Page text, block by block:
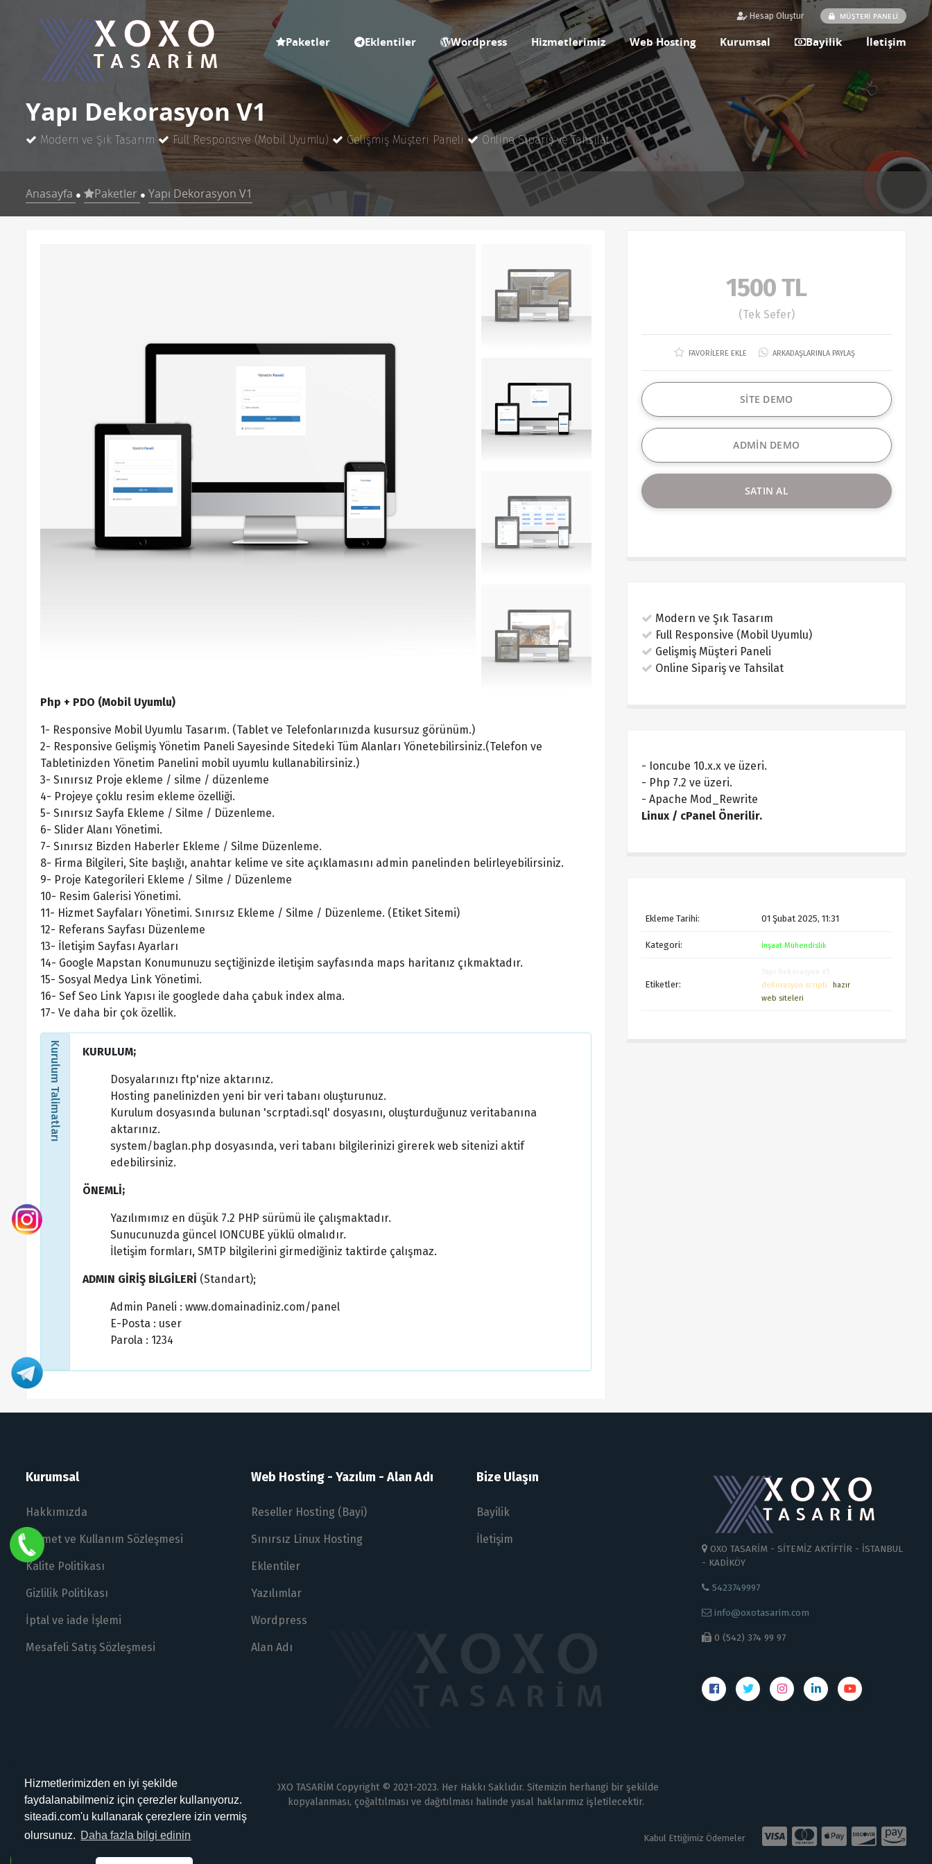
Hizmetlerimizden en iyi şekilde
faydalanabilmeniz için çerezler kullanıyoruz.
siteadi.com'u kullanarak çerezlere izin vermiş
olursunuz. Daha fazla bilgi edinin
Hesap Oluştur MÜŞTERİ PANELİ
Paketler Eklentiler Wordpress Hizmetlerimiz Web Hosting Kurumsal Bayilik İletişim
Yapı Dekorasyon V1
Modern ve Şık Tasarım Full Responsive (Mobil Uyumlu) Gelişmiş Müşteri Paneli Online Sipariş ve Tahsilat
Anasayfa ● Paketler ● Yapı Dekorasyon V1
Php + PDO (Mobil Uyumlu)
1- Responsive Mobil Uyumlu Tasarım. (Tablet ve Telefonlarınızda kusursuz görünüm.)
2- Responsive Gelişmiş Yönetim Paneli Sayesinde Sitedeki Tüm Alanları Yönetebilirsiniz.(Telefon ve
Tabletinizden Yönetim Panelini mobil uyumlu kullanabilirsiniz.)
3- Sınırsız Proje ekleme / silme / düzenleme
4- Projeye çoklu resim ekleme özelliği.
5- Sınırsız Sayfa Ekleme / Silme / Düzenleme.
6- Slider Alanı Yönetimi.
7- Sınırsız Bizden Haberler Ekleme / Silme Düzenleme.
8- Firma Bilgileri, Site başlığı, anahtar kelime ve site açıklamasını admin panelinden belirleyebilirsiniz.
9- Proje Kategorileri Ekleme / Silme / Düzenleme
10- Resim Galerisi Yönetimi.
11- Hizmet Sayfaları Yönetimi. Sınırsız Ekleme / Silme / Düzenleme. (Etiket Sitemi)
12- Referans Sayfası Düzenleme
13- İletişim Sayfası Ayarları
14- Google Mapstan Konumunuzu seçtiğinizde iletişim sayfasında maps haritanız çıkmaktadır.
15- Sosyal Medya Link Yönetimi.
16- Sef Seo Link Yapısı ile googlede daha çabuk index alma.
17- Ve daha bir çok özellik.
Kurulum Talimatları KURULUM;
Dosyalarınızı ftp'nize aktarınız.
Hosting panelinizden yeni bir veri tabanı oluşturunuz.
Kurulum dosyasında bulunan 'scrptadi.sql' dosyasını, oluşturduğunuz veritabanına
aktarınız.
system/baglan.php dosyasında, veri tabanı bilgilerinizi girerek web sitenizi aktif
edebilirsiniz.
ÖNEMLİ;
Yazılımımız en düşük 7.2 PHP sürümü ile çalışmaktadır.
Sunucunuzda güncel IONCUBE yüklü olmalıdır.
İletişim formları, SMTP bilgilerini girmediğiniz taktirde çalışmaz.
ADMIN GİRİŞ BİLGİLERİ (Standart);
Admin Paneli : www.domainadiniz.com/panel
E-Posta : user
Parola : 1234
1500 TL
(Tek Sefer)
FAVORİLERE EKLE ARKADAŞLARINLA PAYLAŞ
SİTE DEMO
ADMİN DEMO
SATIN AL
Modern ve Şık Tasarım
Full Responsive (Mobil Uyumlu)
Gelişmiş Müşteri Paneli
Online Sipariş ve Tahsilat
- Ioncube 10.x.x ve üzeri.
- Php 7.2 ve üzeri.
- Apache Mod_Rewrite
Linux / cPanel Önerilir.
Ekleme Tarihi: 01 Şubat 2025, 11:31
Kategori: İnşaat Mühendislik
Etiketler:
dekorasyon scripti
hazır
web siteleri
Kurumsal
Hakkımızda
Hizmet ve Kullanım Sözleşmesi
Kalite Politikası
Gizlilik Politikası
İptal ve iade İşlemi
Mesafeli Satış Sözleşmesi
Web Hosting - Yazılım - Alan Adı
Reseller Hosting (Bayi)
Sınırsız Linux Hosting
Eklentiler
Yazılımlar
Wordpress
Alan Adı
Bize Ulaşın
Bayilik
İletişim
OXO TASARİM - SİTEMİZ AKTİFTİR - İSTANBUL
- KADİKÖY
5423749997
info@oxotasarim.com
0 (542) 374 99 97
OXO TASARİM Copyright © 2021-2023. Her Hakkı Saklıdır. Sitemizin herhangi bir şekilde
kopyalanması, çoğaltılması ve dağıtılması halinde yasal haklarımız işletilecektir.
Kabul Ettiğimiz Ödemeler